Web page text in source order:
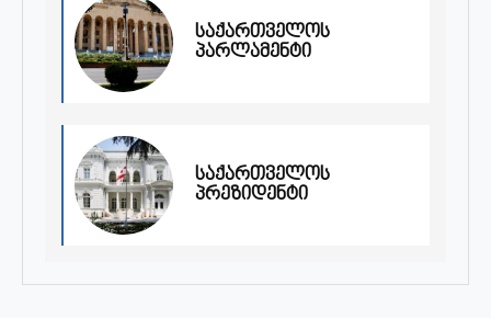
საქართველოს
პარლამენტი
საქართველოს
პრეზიდენტი